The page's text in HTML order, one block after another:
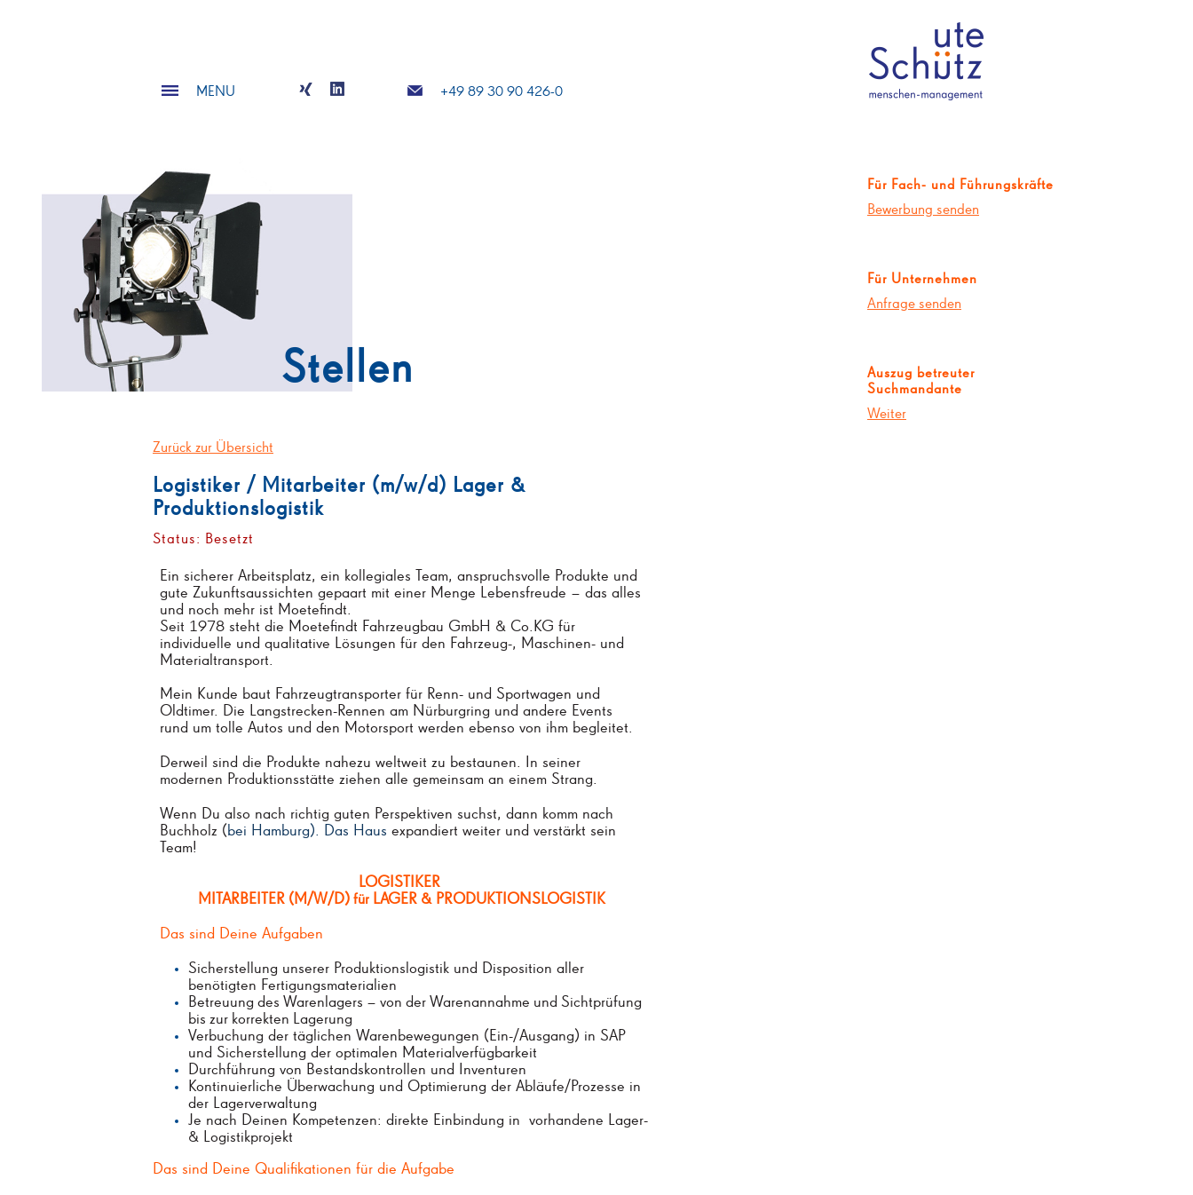
MENU +49 89 30 90 426-0
Stellen
Zurück zur Übersicht
Logistiker / Mitarbeiter (m/w/d) Lager &
Produktionslogistik
Status: Besetzt
Ein sicherer Arbeitsplatz, ein kollegiales Team, anspruchsvolle Produkte und
gute Zukunftsaussichten gepaart mit einer Menge Lebensfreude – das alles
und noch mehr ist Moetefindt.
Seit 1978 steht die Moetefindt Fahrzeugbau GmbH & Co.KG für
individuelle und qualitative Lösungen für den Fahrzeug-, Maschinen- und
Materialtransport.
Mein Kunde baut Fahrzeugtransporter für Renn- und Sportwagen und
Oldtimer. Die Langstrecken-Rennen am Nürburgring und andere Events
rund um tolle Autos und den Motorsport werden ebenso von ihm begleitet.
Derweil sind die Produkte nahezu weltweit zu bestaunen. In seiner
modernen Produktionsstätte ziehen alle gemeinsam an einem Strang.
Wenn Du also nach richtig guten Perspektiven suchst, dann komm nach
Buchholz (bei Hamburg). Das Haus expandiert weiter und verstärkt sein
Team!
LOGISTIKER
MITARBEITER (M/W/D)für LAGER & PRODUKTIONSLOGISTIK
Das sind Deine Aufgaben
Sicherstellung unserer Produktionslogistik und Disposition aller
benötigten Fertigungsmaterialien
Betreuung des Warenlagers – von der Warenannahme und Sichtprüfung
bis zur korrekten Lagerung
Verbuchung der täglichen Warenbewegungen (Ein-/Ausgang) in SAP
und Sicherstellung der optimalen Materialverfügbarkeit
Durchführung von Bestandskontrollen und Inventuren
Kontinuierliche Überwachung und Optimierung der Abläufe/Prozesse in
der Lagerverwaltung
Je nach Deinen Kompetenzen: direkte Einbindung in vorhandene Lager-
& Logistikprojekt
Das sind Deine Qualifikationen für die Aufgabe
Für Fach- und Führungskräfte
Bewerbung senden
Für Unternehmen
Anfrage senden
Auszug betreuter
Suchmandante
Weiter